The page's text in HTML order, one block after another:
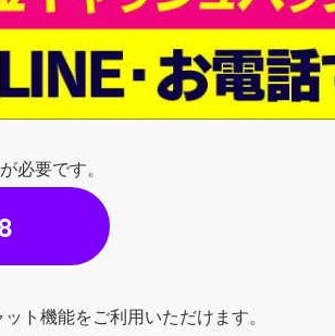
必要です。
ト機能をご利用いただけます。